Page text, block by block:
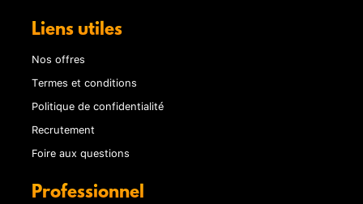
Liens utiles
Nos offres
Termes et conditions
Politique de confidentialité
Recrutement
Foire aux questions
Professionnel